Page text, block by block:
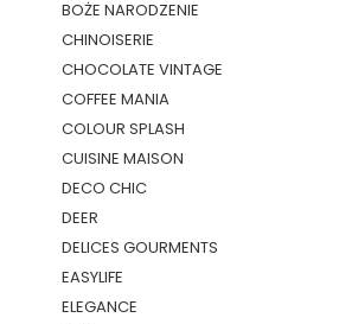
BOŻE NARODZENIE
CHINOISERIE
CHOCOLATE VINTAGE
COFFEE MANIA
COLOUR SPLASH
CUISINE MAISON
DECO CHIC
DEER
DELICES GOURMENTS
EASYLIFE
ELEGANCE